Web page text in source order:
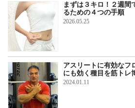
まずは３キロ！２週間
るための４つの手順
2026.05.25
アスリートに有効なフ
にも効く種目を筋トレ
2024.01.11